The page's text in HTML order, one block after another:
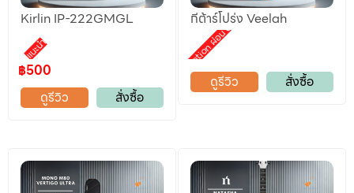
Kirlin IP-222GMGL
แนะนำ
฿500
ดูรีวิว
สั่งซื้อ
กีต้าร์โปร่ง Veelah
Promotion ผ่อน 0%
ดูรีวิว สั่งซื้อ